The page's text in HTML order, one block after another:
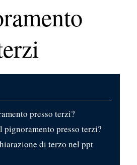
presso terzi?
pignoramento presso terzi?
di terzo nel ppt